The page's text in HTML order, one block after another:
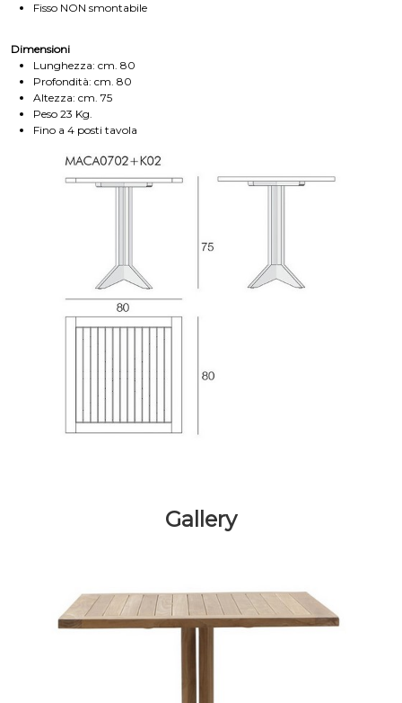
Fisso NON smontabile
Dimensioni
Lunghezza: cm. 80
Profondità: cm. 80
Altezza: cm. 75
Peso 23 Kg.
Fino a 4 posti tavola
Gallery